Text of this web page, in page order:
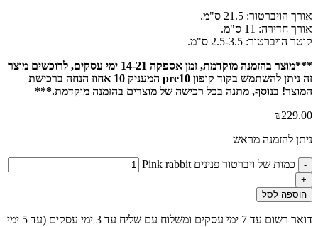
אורך הויברטור: 21.5 ס"מ.
אורך חדירה: 11 ס"מ.
קוטר הויברטור: 2.5-3.5 ס"מ.
***מוצר בהזמנה מוקדמת, זמן אספקה 14-21 ימי עסקים, לרוכשים מוצר
זה ניתן להשתמש בקוד קופון pre10 המעניק 10 אחוז הנחה ברכישת
המוצר! בנוסף, מתנה בכל רכישה של מוצרים בהזמנה מוקדמת.***
₪229.00
ניתן להזמנה מראש
- כמות של ויברטור פנינים Pink rabbit
+
הוספה לסל
דואר רשום עד 7 ימי עסקים ומשלוח עם שליח עד 3 ימי עסקים (עד 5 ימי